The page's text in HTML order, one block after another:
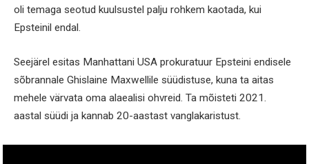
oli temaga seotud kuulsustel palju rohkem kaotada, kui
Epsteinil endal.
Seejärel esitas Manhattani USA prokuratuur Epsteini endisele
sõbrannale Ghislaine Maxwellile süüdistuse, kuna ta aitas
mehele värvata oma alaealisi ohvreid. Ta mõisteti 2021.
aastal süüdi ja kannab 20-aastast vanglakaristust.